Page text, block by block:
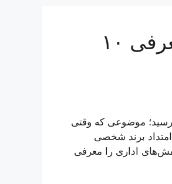
برای محل کار چه کفشی بپوشیم؟ + معرفی ۱۰
رسید؛ موضوعی که وقتی
برند شخصی
اداری را معرفی